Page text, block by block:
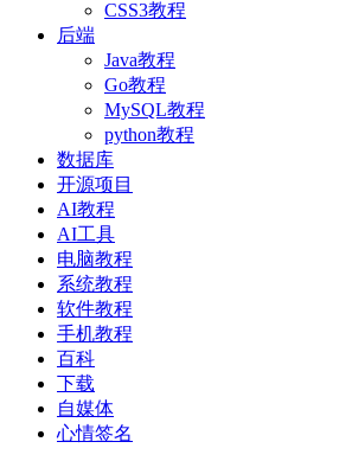
CSS3教程
后端
Java教程
Go教程
MySQL教程
python教程
数据库
开源项目
AI教程
AI工具
电脑教程
系统教程
软件教程
手机教程
百科
下载
自媒体
心情签名